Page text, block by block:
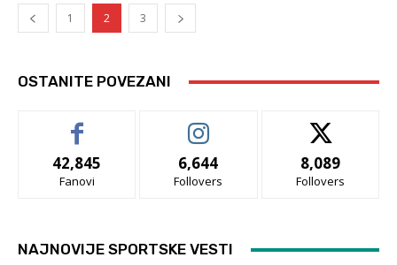
1 2 3
OSTANITE POVEZANI
42,845
Fanovi
6,644
Follovers
8,089
Follovers
NAJNOVIJE SPORTSKE VESTI